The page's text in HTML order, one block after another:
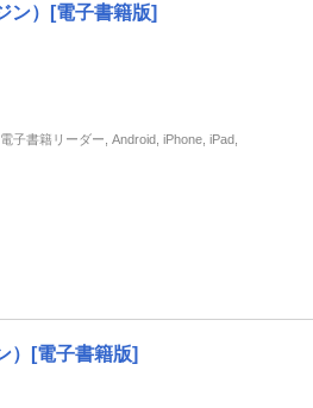
ン）[電子書籍版]
子書籍リーダー, Android, iPhone, iPad,
）[電子書籍版]